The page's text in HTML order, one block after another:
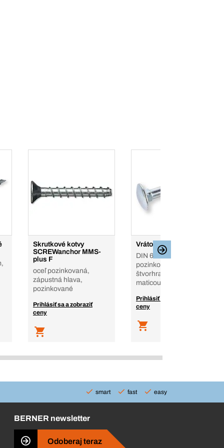
Skrutkové kotvy
SCREWanchor MMS-
plus F
oceľ pozinkovaná,
zápustná hlava,
pozinkované
Prihlásiť sa a zobraziť
ceny
Vrátové skrutky
DIN 603, oceľ, 4.6,
pozinkované, so
štvorhranným krkom, s
maticou
Prihlásiť sa a zobraziť
ceny
smart fast easy
BERNER newsletter
Odoberaj teraz